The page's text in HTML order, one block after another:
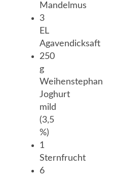
Mandelmus
3
EL
Agavendicksaft
250
g
Weihenstephan
Joghurt
mild
(3,5
%)
1
Sternfrucht
6